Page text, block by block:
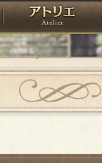
ローレット